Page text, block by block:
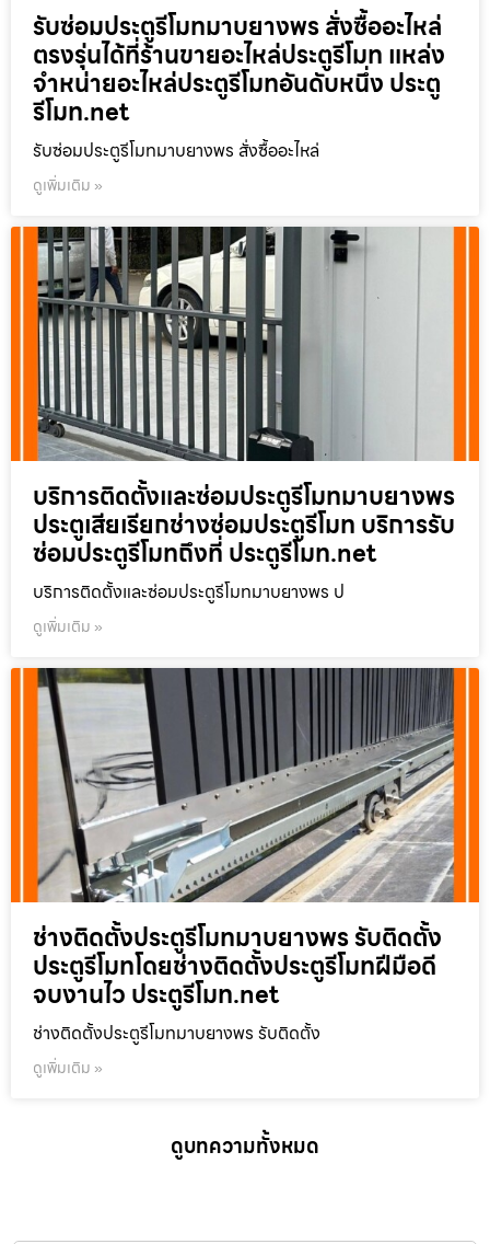
รับซ่อมประตูรีโมทมาบยางพร สั่งซื้ออะไหล่
ตรงรุ่นได้ที่ร้านขายอะไหล่ประตูรีโมท แหล่ง
จำหน่ายอะไหล่ประตูรีโมทอันดับหนึ่ง ประตู
รีโมท.net
รับซ่อมประตูรีโมทมาบยางพร สั่งซื้ออะไหล่
ดูเพิ่มเติม »
บริการติดตั้งและซ่อมประตูรีโมทมาบยางพร
ประตูเสียเรียกช่างซ่อมประตูรีโมท บริการรับ
ซ่อมประตูรีโมทถึงที่ ประตูรีโมท.net
บริการติดตั้งและซ่อมประตูรีโมทมาบยางพร ป
ดูเพิ่มเติม »
ช่างติดตั้งประตูรีโมทมาบยางพร รับติดตั้ง
ประตูรีโมทโดยช่างติดตั้งประตูรีโมทฝีมือดี
จบงานไว ประตูรีโมท.net
ช่างติดตั้งประตูรีโมทมาบยางพร รับติดตั้ง
ดูเพิ่มเติม »
ดูบทความทั้งหมด